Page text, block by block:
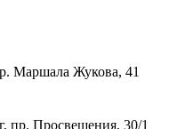
Маршала Жукова, 41
пр. Просвещения, 30/1